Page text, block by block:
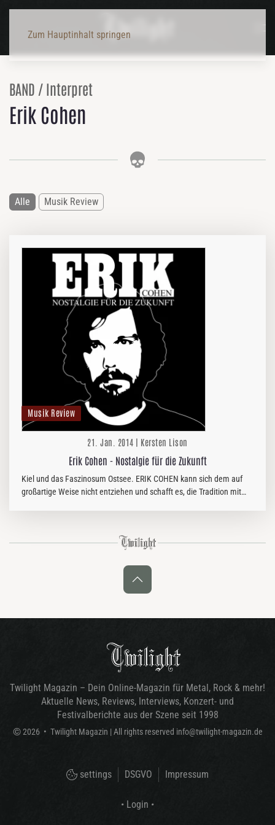
Zum Hauptinhalt springen
BAND / Interpret
Erik Cohen
Alle Musik Review
Musik Review
21. Jan. 2014 | Kersten Lison
Erik Cohen - Nostalgie für die Zukunft
Kiel und das Faszinosum Ostsee. ERIK COHEN kann sich dem auf
großartige Weise nicht entziehen und schafft es, die Tradition mit
Twilight Magazin – Dein Online-Magazin für Metal, Rock & mehr!
Aktuelle News, Reviews, Interviews, Konzert- und
Festivalberichte aus der Szene seit 1998
© 2026 • Twilight Magazin | All rights reserved info@twilight-magazin.de
settings DSGVO Impressum
• Login •